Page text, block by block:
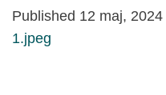
Published 12 maj, 2024
1.jpeg